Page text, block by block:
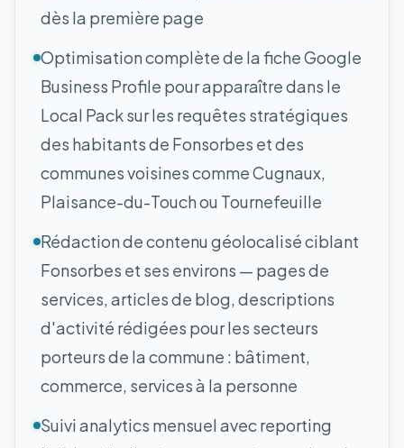
dès la première page
Optimisation complète de la fiche Google
Business Profile pour apparaître dans le
Local Pack sur les requêtes stratégiques
des habitants de Fonsorbes et des
communes voisines comme Cugnaux,
Plaisance-du-Touch ou Tournefeuille
Rédaction de contenu géolocalisé ciblant
Fonsorbes et ses environs — pages de
services, articles de blog, descriptions
d'activité rédigées pour les secteurs
porteurs de la commune : bâtiment,
commerce, services à la personne
Suivi analytics mensuel avec reporting